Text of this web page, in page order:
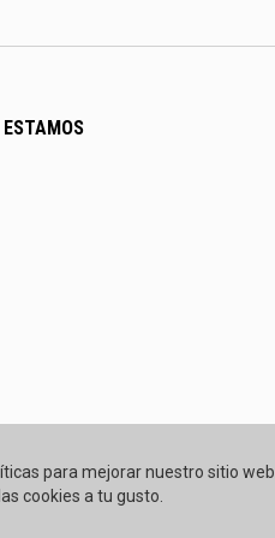
ESTAMOS
para mejorar nuestro sitio web.
cookies a tu gusto.